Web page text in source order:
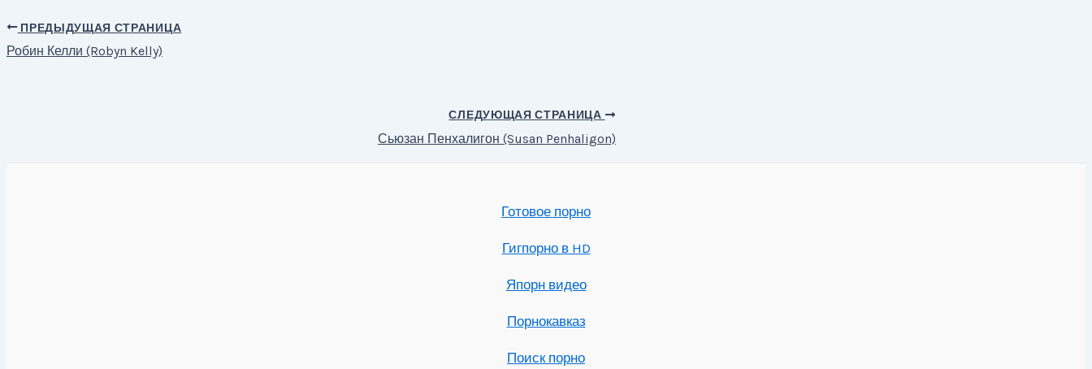
Навигация
по
ПРЕДЫДУЩАЯ СТРАНИЦА
Робин Келли (Robyn Kelly)
СЛЕДУЮЩАЯ СТРАНИЦА
Сьюзан Пенхалигон (Susan Penhaligon)
Готовое порно
Гигпорно в HD
Япорн видео
Порнокавказ
Поиск порно